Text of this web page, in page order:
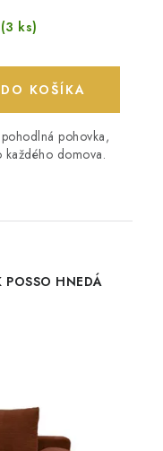
(3 ks)
DO KOŠÍKA
pohovka,
každého domova.
HNEDÁ